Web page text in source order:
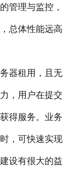
管理与监控，
总体性能远高
器租用，且无
，用户在提交
得服务。业务
，可快速实现
设有很大的益